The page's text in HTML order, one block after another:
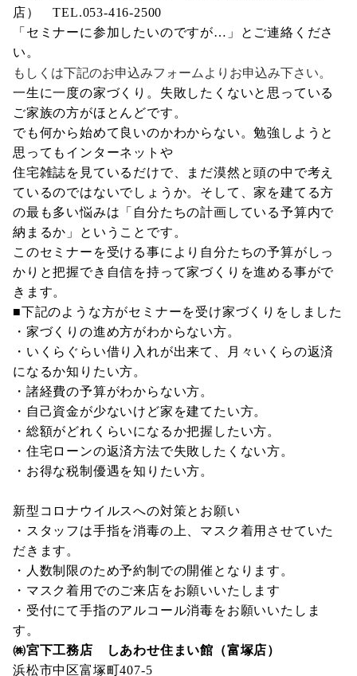
店） TEL.053-416-2500
「セミナーに参加したいのですが…」とご連絡くださ
い。
もしくは下記のお申込みフォームよりお申込み下さい。
一生に一度の家づくり。失敗したくないと思っている
ご家族の方がほとんどです。
でも何から始めて良いのかわからない。勉強しようと
思ってもインターネットや
住宅雑誌を見ているだけで、まだ漠然と頭の中で考え
ているのではないでしょうか。そして、家を建てる方
の最も多い悩みは「自分たちの計画している予算内で
納まるか」ということです。
このセミナーを受ける事により自分たちの予算がしっ
かりと把握でき自信を持って家づくりを進める事がで
きます。
■下記のような方がセミナーを受け家づくりをしました
・家づくりの進め方がわからない方。
・いくらぐらい借り入れが出来て、月々いくらの返済
になるか知りたい方。
・諸経費の予算がわからない方。
・自己資金が少ないけど家を建てたい方。
・総額がどれくらいになるか把握したい方。
・住宅ローンの返済方法で失敗したくない方。
・お得な税制優遇を知りたい方。
新型コロナウイルスへの対策とお願い
・スタッフは手指を消毒の上、マスク着用させていた
だきます。
・人数制限のため予約制での開催となります。
・マスク着用でのご来店をお願いいたします
・受付にて手指のアルコール消毒をお願いいたしま
す。
㈱宮下工務店 しあわせ住まい館（富塚店）
浜松市中区富塚町407-5